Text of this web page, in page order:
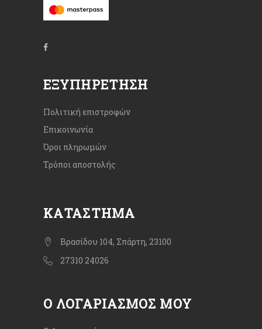
ΕΞΥΠΗΡΈΤΗΣΗ
Πολιτική επιστροφών
Επικοινωνία
Όροι πληρωμών
Τρόποι αποστολής
ΚΑΤΆΣΤΗΜΑ
Βρασίδου 104, Σπάρτη, 23100
27310 24026
Ο ΛΟΓΑΡΙΑΣΜΌΣ ΜΟΥ